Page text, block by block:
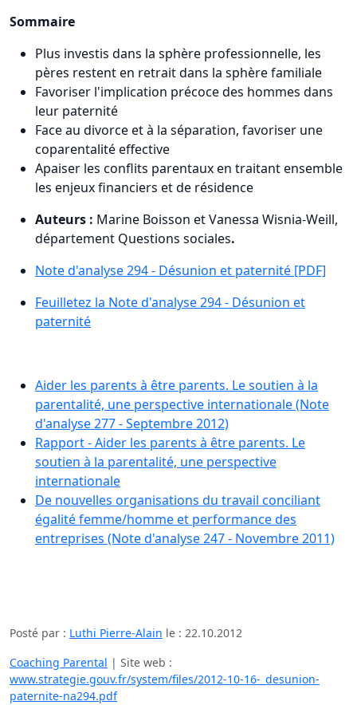
Sommaire
Plus investis dans la sphère professionnelle, les
pères restent en retrait dans la sphère familiale
Favoriser l'implication précoce des hommes dans
leur paternité
Face au divorce et à la séparation, favoriser une
coparentalité effective
Apaiser les conflits parentaux en traitant ensemble
les enjeux financiers et de résidence
Auteurs : Marine Boisson et Vanessa Wisnia-Weill,
département Questions sociales.
Note d'analyse 294 - Désunion et paternité [PDF]
Feuilletez la Note d'analyse 294 - Désunion et
paternité
Aider les parents à être parents. Le soutien à la
parentalité, une perspective internationale (Note
d'analyse 277 - Septembre 2012)
Rapport - Aider les parents à être parents. Le
soutien à la parentalité, une perspective
internationale
De nouvelles organisations du travail conciliant
égalité femme/homme et performance des
entreprises (Note d'analyse 247 - Novembre 2011)
Posté par : Luthi Pierre-Alain le : 22.10.2012
Coaching Parental | Site web :
www.strategie.gouv.fr/system/files/2012-10-16-_desunion-
paternite-na294.pdf